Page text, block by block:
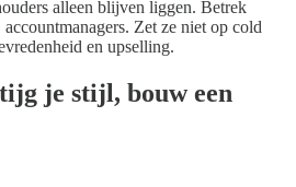
alleen blijven liggen. Betrek
Zet ze niet op cold
en upselling.
je stijl, bouw een